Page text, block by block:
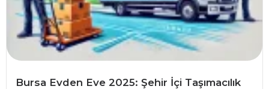
Bursa Evden Eve 2025: Şehir İçi Taşımacılık